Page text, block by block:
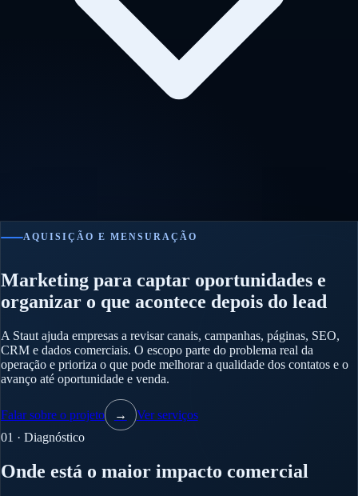
AQUISIÇÃO E MENSURAÇÃO
Marketing para captar oportunidades e
organizar o que acontece depois do lead
A Staut ajuda empresas a revisar canais, campanhas, páginas, SEO,
CRM e dados comerciais. O escopo parte do problema real da
operação e prioriza o que pode melhorar a qualidade dos contatos e o
avanço até oportunidade e venda.
Falar sobre o projeto →
Ver serviços
01 · Diagnóstico
Onde está o maior impacto comercial